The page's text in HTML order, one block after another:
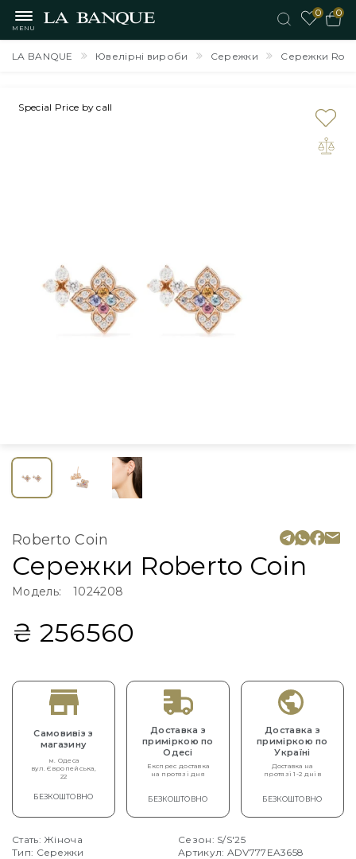
MENU
0
0
LA BANQUE Ювелірні вироби Сережки Сережки
Special Price by call
Roberto Coin
Сережки Roberto Coin
Модель: 1024208
₴ 256560
Самовивіз з
магазину
м. Одеса
вул. Європейська,
22
БЕЗКОШТОВНО
Доставка з
приміркою по
Одесі
Експрес доставка
на протязі дня
БЕЗКОШТОВНО
Доставка з
приміркою по
Україні
Доставка на
протязі 1-2 днів
БЕЗКОШТОВНО
Стать: Жіноча
Тип: Сережки
Сезон: S/S'25
Артикул: ADV777EA3658